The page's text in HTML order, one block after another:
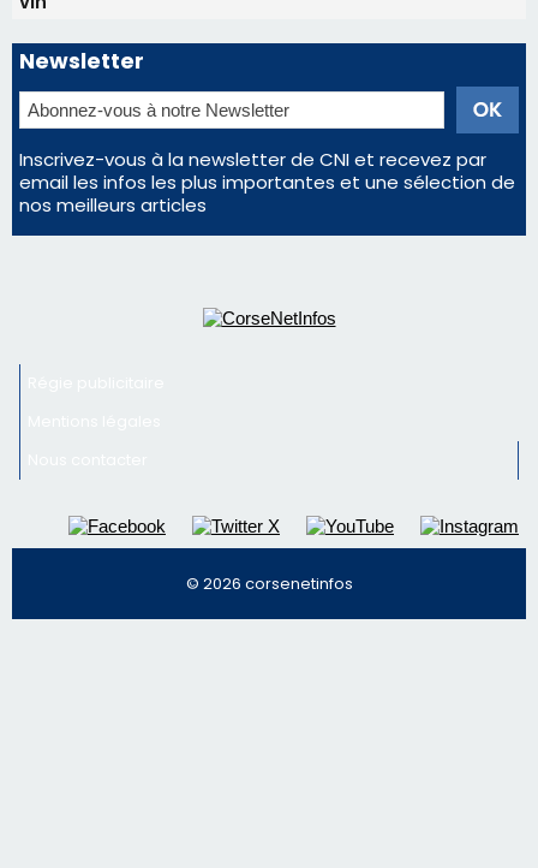
Newsletter
Inscrivez-vous à la newsletter de CNI et recevez par
email les infos les plus importantes et une sélection de
nos meilleurs articles
© 2026 corsenetinfos